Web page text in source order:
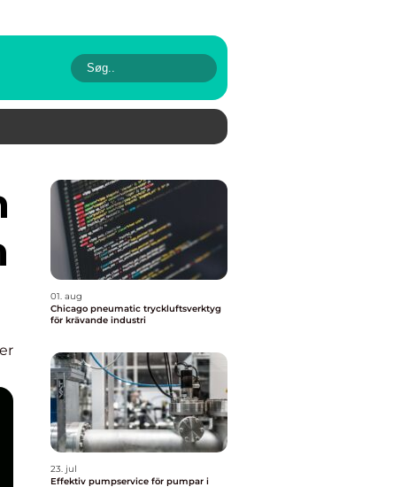
01. aug
Chicago pneumatic tryckluftsverktyg
för krävande industri
23. jul
Effektiv pumpservice för pumpar i